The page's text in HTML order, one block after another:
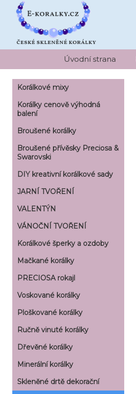
Úvodní strana
Korálkové mixy
Korálky cenově výhodná
balení
Broušené korálky
Broušené přívěsky Preciosa &
Swarovski
DIY kreativní korálkové sady
JARNÍ TVOŘENÍ
VALENTÝN
VÁNOČNÍ TVOŘENÍ
Korálkové šperky a ozdoby
Mačkané korálky
PRECIOSA rokajl
Voskované korálky
Ploškované korálky
Ručně vinuté korálky
Dřevěné korálky
Minerální korálky
Skleněné drtě dekorační